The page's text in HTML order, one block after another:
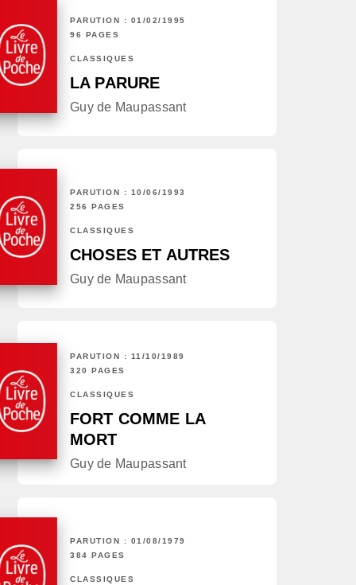
PARUTION : 01/02/1995
96 PAGES
CLASSIQUES
LA PARURE
Guy de Maupassant
PARUTION : 10/06/1993
256 PAGES
CLASSIQUES
CHOSES ET AUTRES
Guy de Maupassant
PARUTION : 11/10/1989
320 PAGES
CLASSIQUES
FORT COMME LA
MORT
Guy de Maupassant
PARUTION : 01/08/1979
384 PAGES
CLASSIQUES